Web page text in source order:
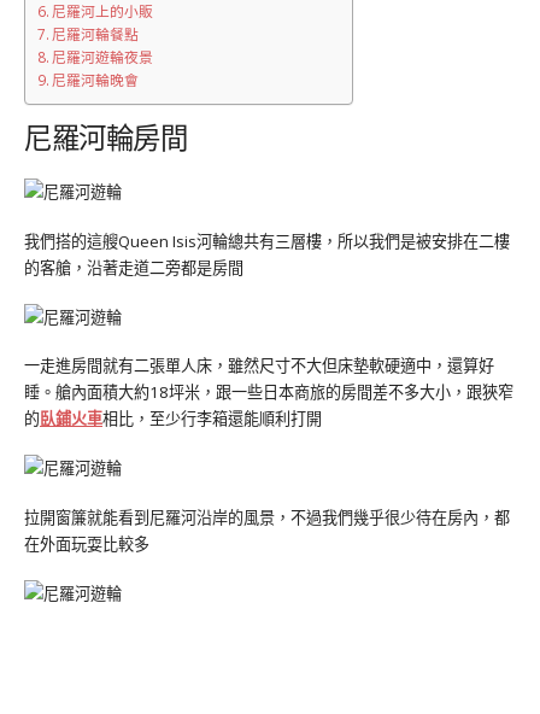
尼羅河上的小販
尼羅河輪餐點
尼羅河遊輪夜景
尼羅河輪晚會
尼羅河輪房間
我們搭的這艘Queen Isis河輪總共有三層樓，所以我們是被安排在二樓
的客艙，沿著走道二旁都是房間
一走進房間就有二張單人床，雖然尺寸不大但床墊軟硬適中，還算好
睡。艙內面積大約18坪米，跟一些日本商旅的房間差不多大小，跟狹窄
的臥鋪火車相比，至少行李箱還能順利打開
拉開窗簾就能看到尼羅河沿岸的風景，不過我們幾乎很少待在房內，都
在外面玩耍比較多